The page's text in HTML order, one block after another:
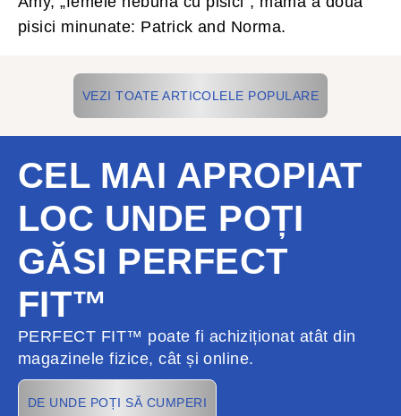
pisici minunate: Patrick and Norma.
VEZI TOATE ARTICOLELE POPULARE
CEL MAI APROPIAT
LOC UNDE POȚI
GĂSI PERFECT
FIT™
PERFECT FIT™ poate fi achiziționat atât din
magazinele fizice, cât și online.
DE UNDE POȚI SĂ CUMPERI